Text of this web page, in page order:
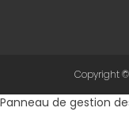
Copyright
Panneau de gestion